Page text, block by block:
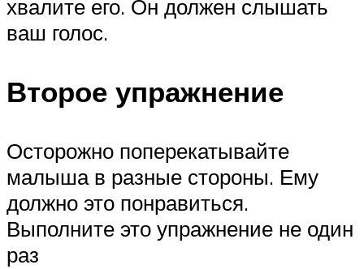
хвалите его. Он должен слышать
ваш голос.
Второе упражнение
Осторожно поперекатывайте
малыша в разные стороны. Ему
должно это понравиться.
Выполните это упражнение не один
раз